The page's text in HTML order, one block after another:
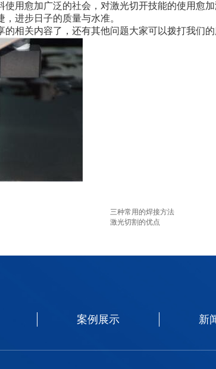
愈加广泛的社会，对激光切开技能的使用愈加
进步日子的质量与水准。
的相关内容了，还有其他问题大家可以拨打我们
三种常用的焊接方法
激光切割的优点
案例展示 新